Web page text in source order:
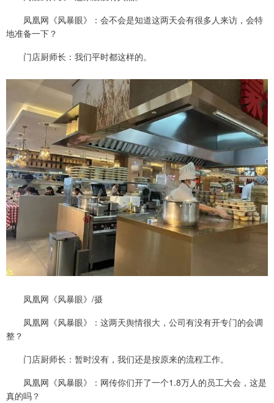
凤凰网《风暴眼》：会不会是知道这两天会有很多人来访，会特
地准备一下？
门店厨师长：我们平时都这样的。
凤凰网《风暴眼》/摄
凤凰网《风暴眼》：这两天舆情很大，公司有没有开专门的会调
整？
门店厨师长：暂时没有，我们还是按原来的流程工作。
凤凰网《风暴眼》：网传你们开了一个1.8万人的员工大会，这是
真的吗？